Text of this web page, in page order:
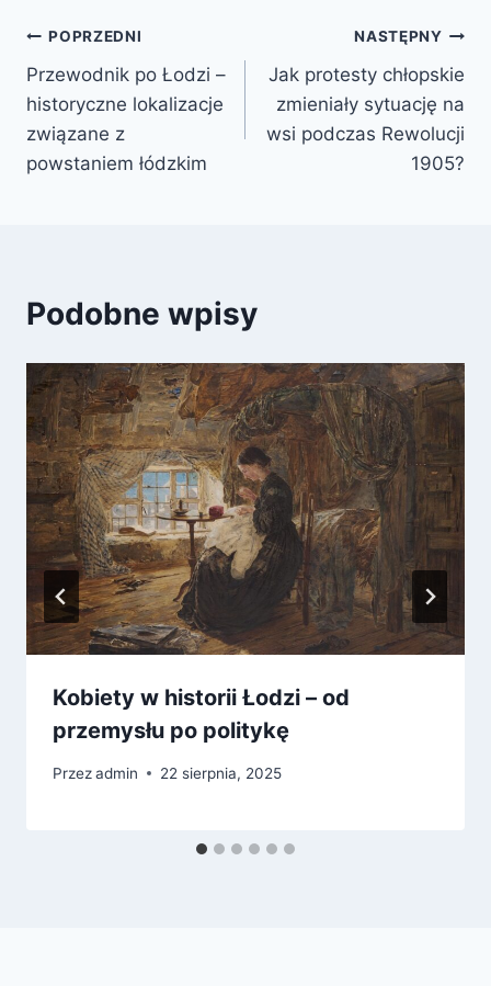
Nawigacja
wpisu
POPRZEDNI
Przewodnik po Łodzi –
historyczne lokalizacje
związane z
powstaniem łódzkim
NASTĘPNY
Jak protesty chłopskie
zmieniały sytuację na
wsi podczas Rewolucji
1905?
Podobne wpisy
Kobiety w historii Łodzi – od
przemysłu po politykę
Przezadmin 22 sierpnia, 2025